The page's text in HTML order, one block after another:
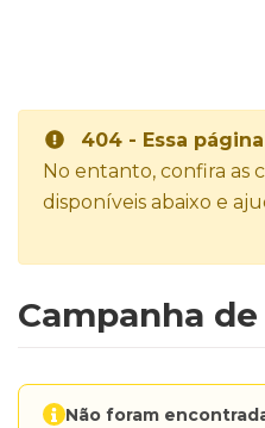
404 - Essa
No entanto, confira as
disponíveis abaixo e
Campanha
Não foram